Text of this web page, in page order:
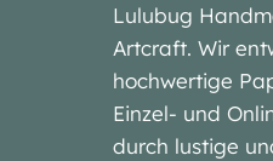
Lulubug
Artcraft. Wir
hochwertige
Einzel- und
durch lustige